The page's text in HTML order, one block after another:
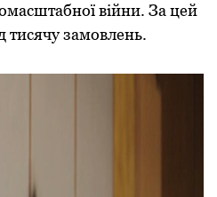
війни. За цей
тисячу замовлень.